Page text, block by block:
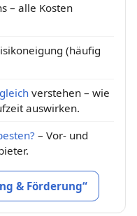
– alle Kosten
(häufig
verstehen – wie
auswirken.
– Vor- und
& Förderung“